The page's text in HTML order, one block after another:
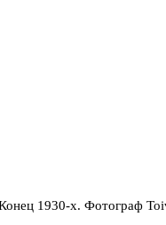
1930-х. Фотограф